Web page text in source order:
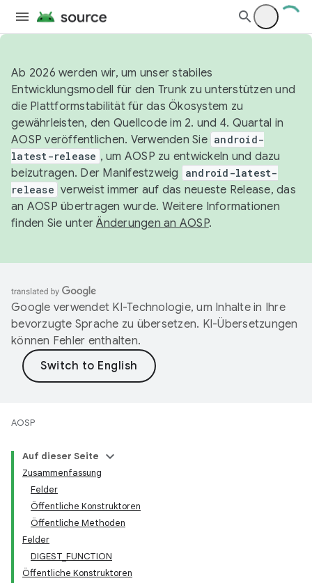
Ab 2026 werden wir, um unser stabiles
Entwicklungsmodell für den Trunk zu unterstützen und
die Plattformstabilität für das Ökosystem zu
gewährleisten, den Quellcode im 2. und 4. Quartal in
AOSP veröffentlichen. Verwenden Sie android-
latest-release , um AOSP zu entwickeln und dazu
beizutragen. Der Manifestzweig
android-latest-
release verweist immer auf das neueste Release, das
an AOSP übertragen wurde. Weitere Informationen
finden Sie unterÄnderungen an AOSP.
Google verwendet KI-Technologie, um Inhalte in Ihre
bevorzugte Sprache zu übersetzen. KI-Übersetzungen
können Fehler enthalten.
AOSP
Auf dieser Seite
Zusammenfassung
Felder
Öffentliche Konstruktoren
Öffentliche Methoden
Felder
DIGEST_FUNCTION
Öffentliche Konstruktoren